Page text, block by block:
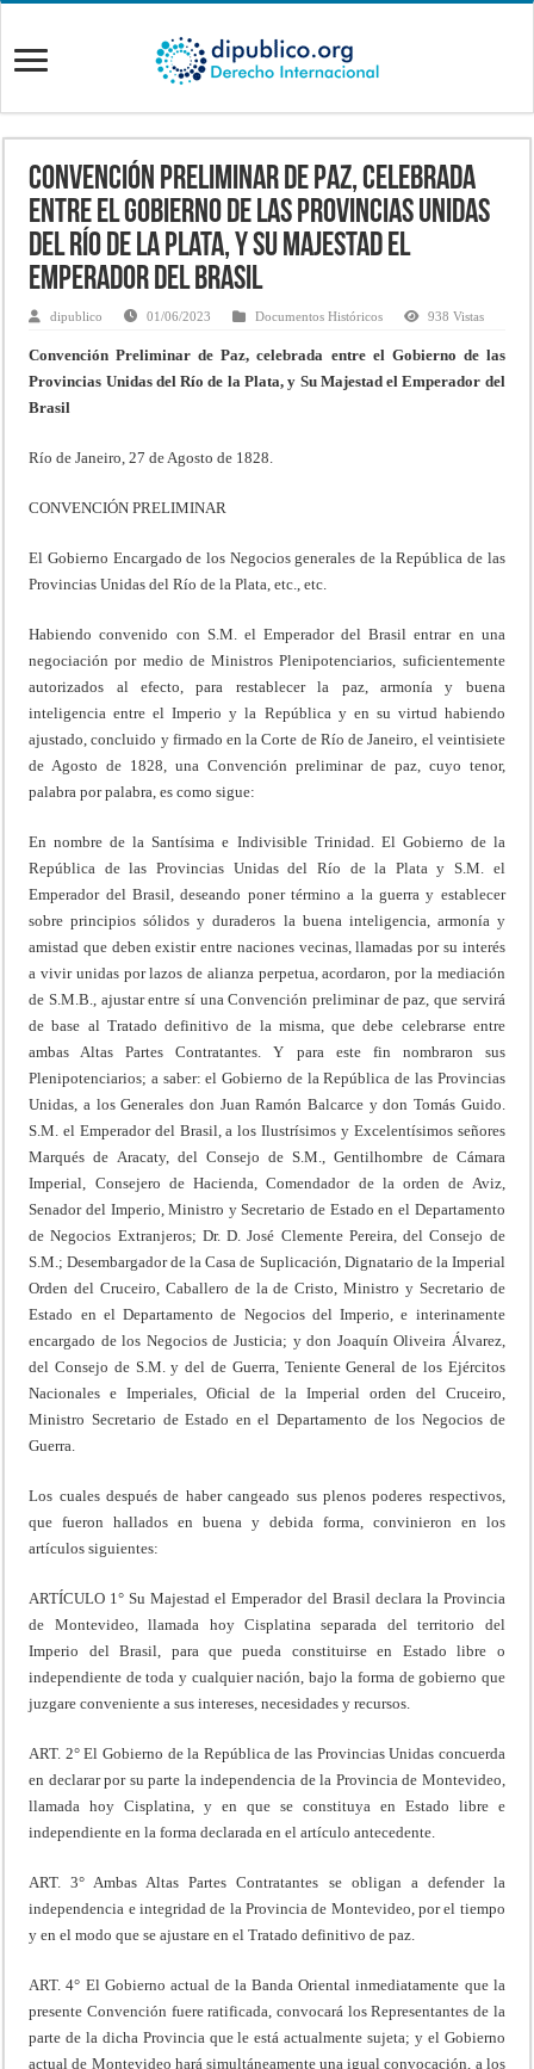
Convención Preliminar de Paz, celebrada
entre el Gobierno de las Provincias Unidas
del Río de la Plata, y Su Majestad el
Emperador del Brasil
dipublico 01/06/2023 Documentos Históricos 938 Vistas
Convención Preliminar de Paz, celebrada entre el Gobierno de las
Provincias Unidas del Río de la Plata, y Su Majestad el Emperador del
Brasil
Río de Janeiro, 27 de Agosto de 1828.
CONVENCIÓN PRELIMINAR
El Gobierno Encargado de los Negocios generales de la República de las
Provincias Unidas del Río de la Plata, etc., etc.
Habiendo convenido con S.M. el Emperador del Brasil entrar en una
negociación por medio de Ministros Plenipotenciarios, suficientemente
autorizados al efecto, para restablecer la paz, armonía y buena
inteligencia entre el Imperio y la República y en su virtud habiendo
ajustado, concluido y firmado en la Corte de Río de Janeiro, el veintisiete
de Agosto de 1828, una Convención preliminar de paz, cuyo tenor,
palabra por palabra, es como sigue:
En nombre de la Santísima e Indivisible Trinidad. El Gobierno de la
República de las Provincias Unidas del Río de la Plata y S.M. el
Emperador del Brasil, deseando poner término a la guerra y establecer
sobre principios sólidos y duraderos la buena inteligencia, armonía y
amistad que deben existir entre naciones vecinas, llamadas por su interés
a vivir unidas por lazos de alianza perpetua, acordaron, por la mediación
de S.M.B., ajustar entre sí una Convención preliminar de paz, que servirá
de base al Tratado definitivo de la misma, que debe celebrarse entre
ambas Altas Partes Contratantes. Y para este fin nombraron sus
Plenipotenciarios; a saber: el Gobierno de la República de las Provincias
Unidas, a los Generales don Juan Ramón Balcarce y don Tomás Guido.
S.M. el Emperador del Brasil, a los Ilustrísimos y Excelentísimos señores
Marqués de Aracaty, del Consejo de S.M., Gentilhombre de Cámara
Imperial, Consejero de Hacienda, Comendador de la orden de Aviz,
Senador del Imperio, Ministro y Secretario de Estado en el Departamento
de Negocios Extranjeros; Dr. D. José Clemente Pereira, del Consejo de
S.M.; Desembargador de la Casa de Suplicación, Dignatario de la Imperial
Orden del Cruceiro, Caballero de la de Cristo, Ministro y Secretario de
Estado en el Departamento de Negocios del Imperio, e interinamente
encargado de los Negocios de Justicia; y don Joaquín Oliveira Álvarez,
del Consejo de S.M. y del de Guerra, Teniente General de los Ejércitos
Nacionales e Imperiales, Oficial de la Imperial orden del Cruceiro,
Ministro Secretario de Estado en el Departamento de los Negocios de
Guerra.
Los cuales después de haber cangeado sus plenos poderes respectivos,
que fueron hallados en buena y debida forma, convinieron en los
artículos siguientes:
ARTÍCULO 1° Su Majestad el Emperador del Brasil declara la Provincia
de Montevideo, llamada hoy Cisplatina separada del territorio del
Imperio del Brasil, para que pueda constituirse en Estado libre o
independiente de toda y cualquier nación, bajo la forma de gobierno que
juzgare conveniente a sus intereses, necesidades y recursos.
ART. 2° El Gobierno de la República de las Provincias Unidas concuerda
en declarar por su parte la independencia de la Provincia de Montevideo,
llamada hoy Cisplatina, y en que se constituya en Estado libre e
independiente en la forma declarada en el artículo antecedente.
ART. 3° Ambas Altas Partes Contratantes se obligan a defender la
independencia e integridad de la Provincia de Montevideo, por el tiempo
y en el modo que se ajustare en el Tratado definitivo de paz.
ART. 4° El Gobierno actual de la Banda Oriental inmediatamente que la
presente Convención fuere ratificada, convocará los Representantes de la
parte de la dicha Provincia que le está actualmente sujeta; y el Gobierno
actual de Montevideo hará simultáneamente una igual convocación, a los